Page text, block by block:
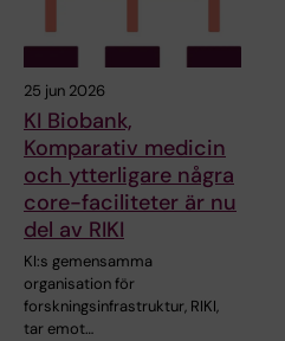
25 jun 2026
KI Biobank,
Komparativ medicin
och ytterligare några
core-faciliteter är nu
del av RIKI
KI:s gemensamma
organisation för
forskningsinfrastruktur, RIKI,
tar emot…